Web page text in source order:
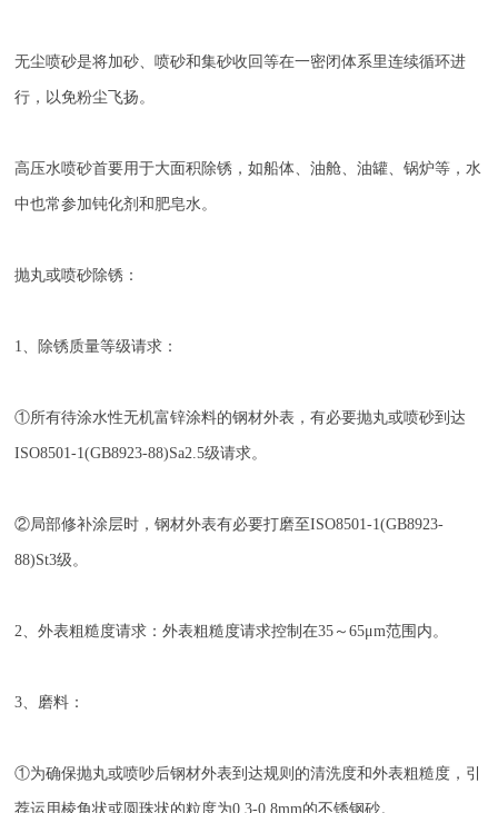
无尘喷砂是将加砂、喷砂和集砂收回等在一密闭体系里连续循环进
行，以免粉尘飞扬。
高压水喷砂首要用于大面积除锈，如船体、油舱、油罐、锅炉等，水
中也常参加钝化剂和肥皂水。
抛丸或喷砂除锈：
1、除锈质量等级请求：
①所有待涂水性无机富锌涂料的钢材外表，有必要抛丸或喷砂到达
ISO8501-1(GB8923-88)Sa2.5级请求。
②局部修补涂层时，钢材外表有必要打磨至ISO8501-1(GB8923-
88)St3级。
2、外表粗糙度请求：外表粗糙度请求控制在35～65μm范围内。
3、磨料：
①为确保抛丸或喷吵后钢材外表到达规则的清洗度和外表粗糙度，引
荐运用棱角状或圆珠状的粒度为0.3-0.8mm的不锈钢砂。